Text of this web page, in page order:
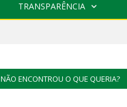
TRANSPARÊNCIA
NÃO ENCONTROU O QUE QUERIA?